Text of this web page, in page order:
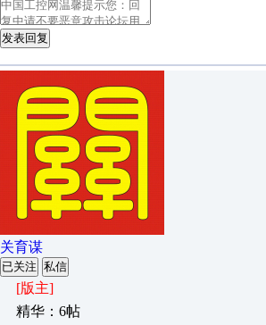
发表回复
关育谋
已关注 私信
[版主]
精华：6帖